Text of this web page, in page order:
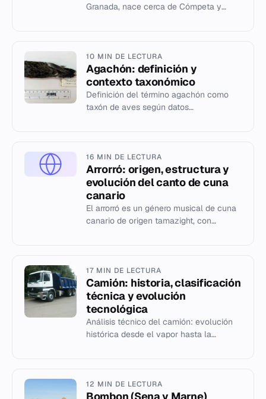
Granada, nace cerca de Cómpeta y
10 MIN DE LECTURA
Agachón: definición y
contexto taxonómico
Definición del término agachón como
taxón de aves según datos
16 MIN DE LECTURA
Arrorró: origen, estructura y
evolución del canto de cuna
canario
El arrorró es un género musical de cuna
canario de origen tamazight, con
17 MIN DE LECTURA
Camión: historia, clasificación
técnica y evolución
tecnológica
Análisis técnico del camión: evolución
histórica desde el vapor hasta la
12 MIN DE LECTURA
Bombon (Sena y Marne)